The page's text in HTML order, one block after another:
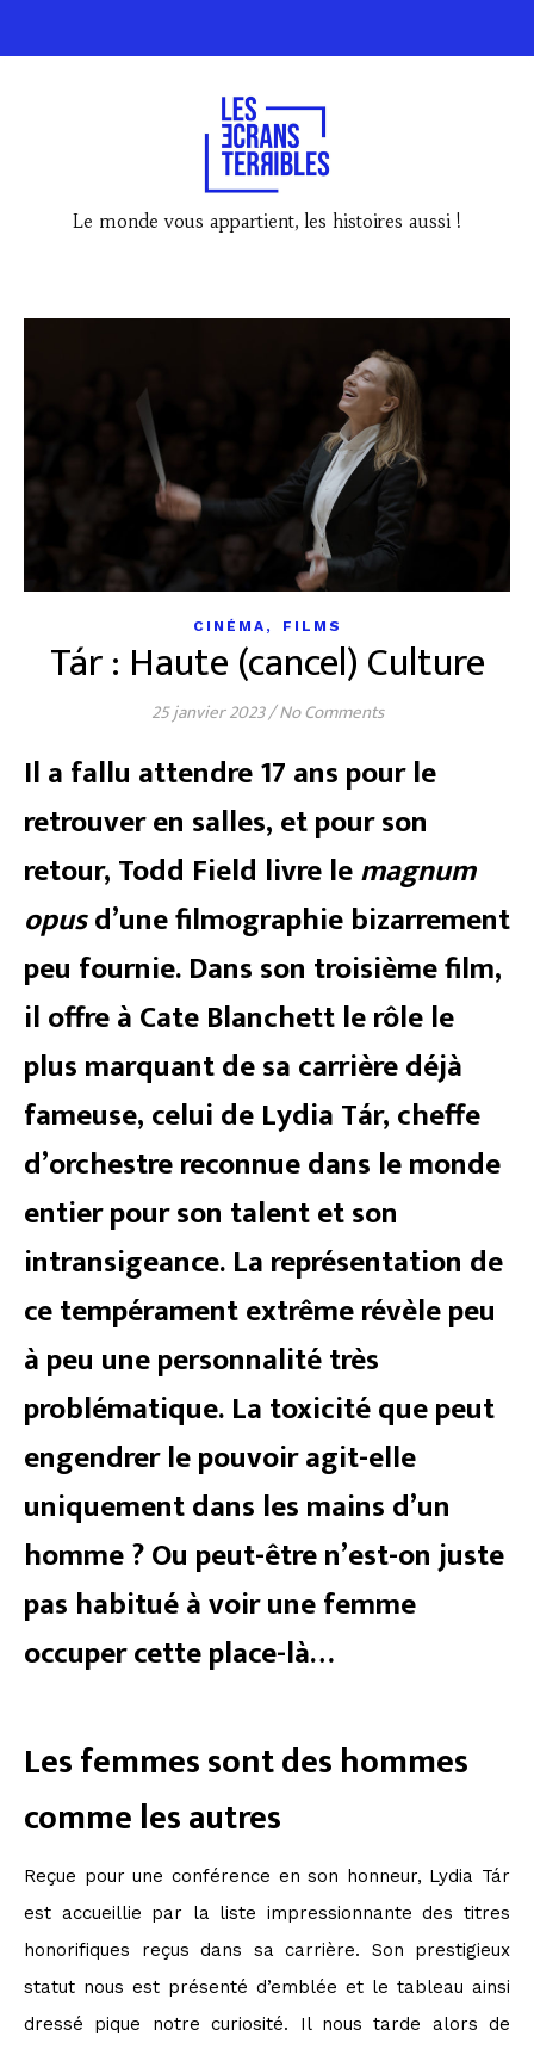
Le monde vous appartient, les histoires aussi !
CINÉMA , FILMS
Tár : Haute (cancel) Culture
25 janvier 2023/No Comments
Il a fallu attendre 17 ans pour le
retrouver en salles, et pour son
retour, Todd Field livre lemagnum
opusd’une filmographie bizarrement
peu fournie. Dans son troisième film,
il offre à Cate Blanchett le rôle le
plus marquant de sa carrière déjà
fameuse, celui de Lydia Tár, cheffe
d’orchestre reconnue dans le monde
entier pour son talent et son
intransigeance. La représentation de
ce tempérament extrême révèle peu
à peu une personnalité très
problématique. La toxicité que peut
engendrer le pouvoir agit-elle
uniquement dans les mains d’un
homme ? Ou peut-être n’est-on juste
pas habitué à voir une femme
occuper cette place-là…
Les femmes sont des hommes
comme les autres
Reçue pour une conférence en son honneur, Lydia Tár
est accueillie par la liste impressionnante des titres
honorifiques reçus dans sa carrière. Son prestigieux
statut nous est présenté d’emblée et le tableau ainsi
dressé pique notre curiosité. Il nous tarde alors de